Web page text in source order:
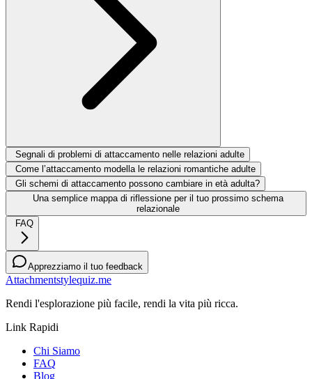
Segnali di problemi di attaccamento nelle relazioni adulte
Come l’attaccamento modella le relazioni romantiche adulte
Gli schemi di attaccamento possono cambiare in età adulta?
Una semplice mappa di riflessione per il tuo prossimo schema
relazionale
FAQ
Apprezziamo il tuo feedback
Attachmentstylequiz.me
Rendi l'esplorazione più facile, rendi la vita più ricca.
Link Rapidi
Chi Siamo
FAQ
Blog